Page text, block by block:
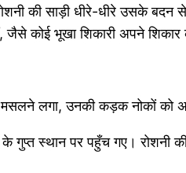
की साड़ी धीरे-धीरे उसके
कोई भूखा शिकारी अपने शिकार
लगा, उनकी कड़क नोकों को
स्थान पर पहुँच गए। रोशनी की